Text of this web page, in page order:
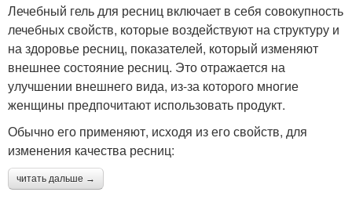
Лечебный гель для ресниц включает в себя совокупность
лечебных свойств, которые воздействуют на структуру и
на здоровье ресниц, показателей, который изменяют
внешнее состояние ресниц. Это отражается на
улучшении внешнего вида, из-за которого многие
женщины предпочитают использовать продукт.
Обычно его применяют, исходя из его свойств, для
изменения качества ресниц:
читать дальше →